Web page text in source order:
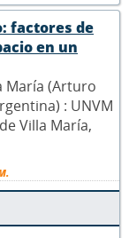
factores de
en un
María (Arturo
: UNVM
Villa María,